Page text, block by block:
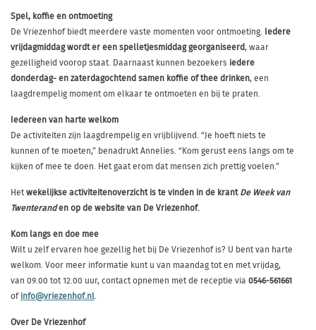
Spel, koffie en ontmoeting
De Vriezenhof biedt meerdere vaste momenten voor ontmoeting. Iedere
vrijdagmiddag wordt er een spelletjesmiddag georganiseerd, waar
gezelligheid voorop staat. Daarnaast kunnen bezoekers iedere
donderdag- en zaterdagochtend samen koffie of thee drinken, een
laagdrempelig moment om elkaar te ontmoeten en bij te praten.
Iedereen van harte welkom
De activiteiten zijn laagdrempelig en vrijblijvend. “Je hoeft niets te
kunnen of te moeten,” benadrukt Annelies. “Kom gerust eens langs om te
kijken of mee te doen. Het gaat erom dat mensen zich prettig voelen.”
Hetwekelijkse activiteitenoverzicht is te vinden in de krantDe Week van
Twenteranden op de website van De Vriezenhof.
Kom langs en doe mee
Wilt u zelf ervaren hoe gezellig het bij De Vriezenhof is? U bent van harte
welkom. Voor meer informatie kunt u van maandag tot en met vrijdag,
van 09.00 tot 12.00 uur, contact opnemen met de receptie via 0546‑561661
ofinfo@vriezenhof.nl.
Over De Vriezenhof